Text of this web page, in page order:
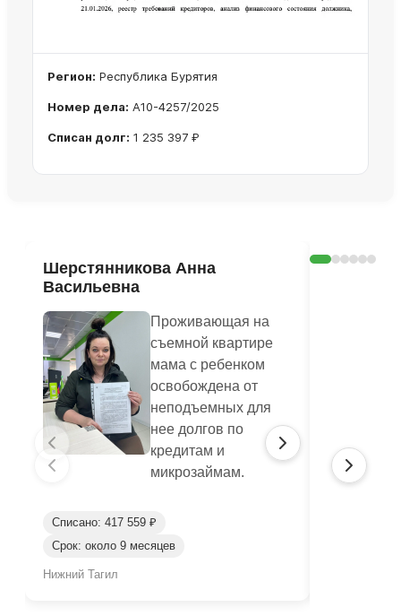
Регион: Республика Бурятия
Номер дела: А10-4257/2025
Списан долг: 1 235 397 ₽
Шерстянникова Анна
Васильевна
Проживающая на
съемной квартире
мама с ребенком
освобождена от
неподъемных для
нее долгов по
кредитам и
микрозаймам.
Списано: 417 559 ₽
Срок: около 9 месяцев
Нижний Тагил